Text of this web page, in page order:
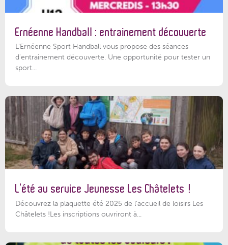
Ernéenne Handball : entrainement découverte
L'Ernéenne Sport Handball vous propose des séances
d'entrainement découverte. Une opportunité pour tester un
sport...
L’été au service Jeunesse Les Châtelets !
Découvrez la plaquette été 2025 de l’accueil de loisirs Les
Châtelets !Les inscriptions ouvriront à...